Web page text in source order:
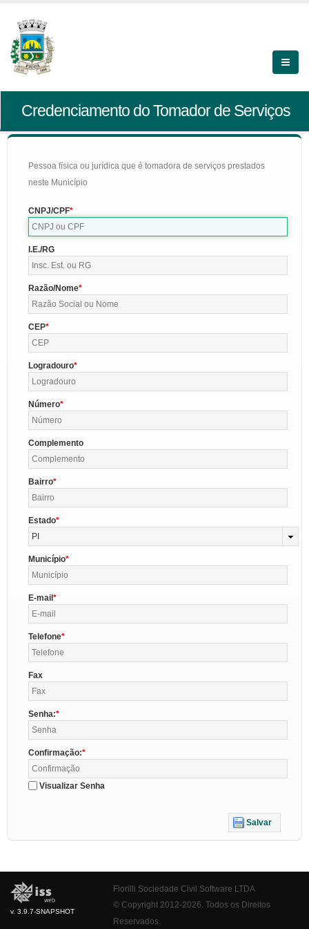
Credenciamento do Tomador de Serviços
Pessoa física ou jurídica que é tomadora de serviços prestados
neste Município
CNPJ/CPF
I.E./RG
Razão/Nome
CEP
Logradouro
Número
Complemento
Bairro
Estado
PI
Município
E-mail
Telefone
Fax
Senha:
Confirmação:
Visualizar Senha
Salvar
v. 3.9.7-SNAPSHOT
Fiorilli Sociedade Civil Software LTDA
© Copyright 2012-2026. Todos os Direitos
Reservados.